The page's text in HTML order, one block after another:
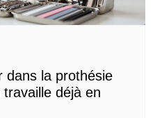
dans la prothésie
déjà en